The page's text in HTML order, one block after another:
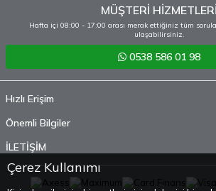
Çerez Kullanımı
MÜŞTERİ HİZMETLERİ
Hafta içi 08:00 - 17:00 arası merak ettiğiniz tüm
ulaşabilirsiniz.
0538 586 01 98
Hızlı Erişim
Önemli Bilgiler
İLETİŞİM